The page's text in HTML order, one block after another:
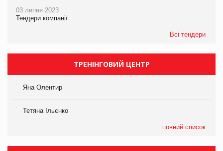
03 липня 2023
Тендери компанії
Всі тендери
ТРЕНІНГОВИЙ ЦЕНТР
Яна Олентир
Тетяна Ільєнко
повний список